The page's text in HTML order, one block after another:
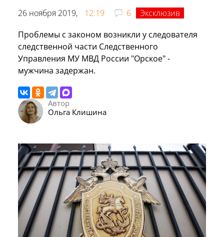
26 ноября 2019, 12:19 6
Эксклюзив
Проблемы с законом возникли у следователя
следственной части Следственного
Управления МУ МВД России "Орское" -
мужчина задержан.
Автор
Ольга Клишина